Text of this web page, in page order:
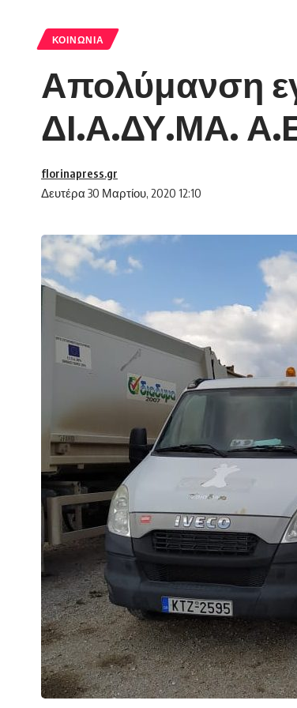
ΚΟΙΝΩΝΊΑ
Απολύμανση
ΔΙ.Α.ΔΥ.ΜΑ.
Δευτέρα 30 Μαρτίου, 2020 12:10
florinapress.gr